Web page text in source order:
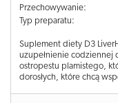
Przechowywanie:
Typ preparatu:
Suplement diety D3
uzupełnienie codziennej
ostropestu plamistego,
dorosłych, które chcą